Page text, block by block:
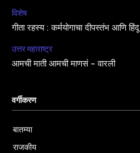
विशेष
गीता रहस्य : कर्मयोगाचा दीपस्तंभ आणि
उत्तर महाराष्ट्र
आमची माती आमची माणसं – वारली
वर्गीकरण
बातम्या
राजकीय